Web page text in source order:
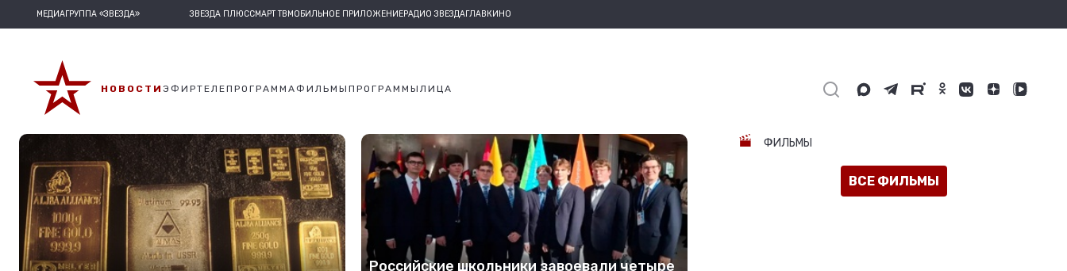
МЕДИАГРУППА «ЗВЕЗДА» ЗВЕЗДА ПЛЮССМАРТ ТВМОБИЛЬНОЕ ПРИЛОЖЕНИЕРАДИО ЗВЕЗДАГЛАВКИНО
НОВОСТИ ЭФИРТЕЛЕПРОГРАММАФИЛЬМЫ ПРОГРАММЫ ЛИЦА
Российские школьники завоевали четыре
ФИЛЬМЫ
ВСЕ ФИЛЬМЫ